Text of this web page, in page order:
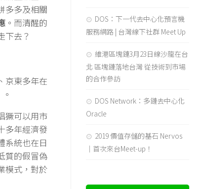
多多及相關
。而清醒的
去？
京東多年在
獗可以用市
多年經濟發
系統也在日
質的假冒偽
模式，對於
DOS：下一代去中心化預言機
服務網路 | 台灣線下社群 Meet Up
維港區塊鏈3月23日線沙龍在台
北 區塊鏈落地台灣 從技術到市場
的合作參訪
DOS Network：多鏈去中心化
Oracle
2019 價值存儲的基石 Nervos
｜首次來台Meet-up！